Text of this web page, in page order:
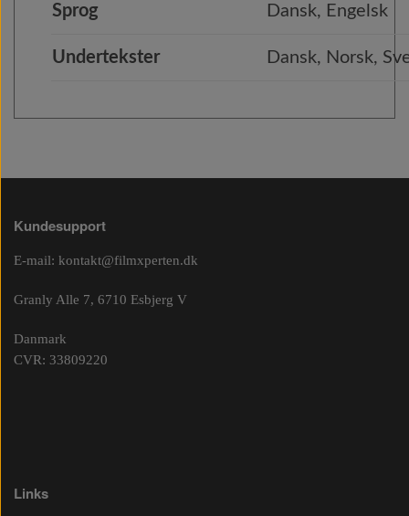
Sprog Dansk, Engelsk
Undertekster Dansk, Norsk,
Kundesupport
E-mail: kontakt@filmxperten.dk
Granly Alle 7, 6710 Esbjerg V
Danmark
CVR: 33809220
Links